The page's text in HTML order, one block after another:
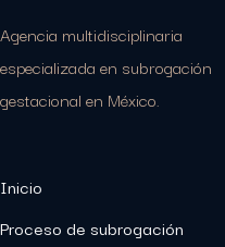
Agencia multidisciplinaria
especializada en subrogación
gestacional en México.
Inicio
Proceso de subrogación